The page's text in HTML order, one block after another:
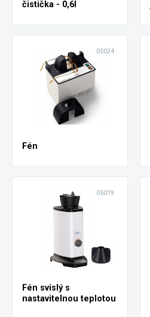
čistička - 0,6l
05024
Fén
05019
Fén svislý s
nastavitelnou teplotou